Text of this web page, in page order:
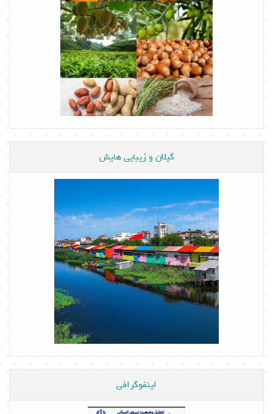
گیلان و زیبایی هایش
اینفوگرافی